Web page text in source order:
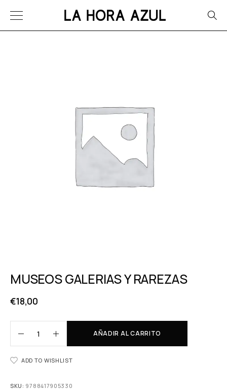
MUSEOS GALERIAS Y RAREZAS
€18,00
AÑADIR AL CARRITO
ADD TO WISHLIST
SKU: 9788417905330